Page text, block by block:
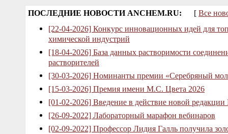
ПОСЛЕДНИЕ НОВОСТИ ANCHEM.RU: [ Все
[22-04-2026] Конкурс инновационных идей для
химической индустрий
[18-04-2026] База данных растворимости
растворителей
[30-03-2026] Номинанты премии «Серебряный
[15-03-2026] Премия имени М.С. Цвета 2026
[01-02-2026] Введение в действие новой
[26-09-2022] Лабораторный марафон вебинаров
[02-09-2022] Профессор Лидия Галль получила